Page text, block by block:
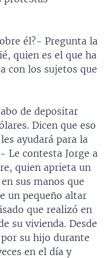
él?- Pregunta la
quien es el que ha
con los sujetos que
de depositar
Dicen que eso
ayudará para la
Le contesta Jorge a
quien aprieta un
sus manos que
un pequeño altar
que realizó en
su vivienda. Desde
su hijo durante
en el día y